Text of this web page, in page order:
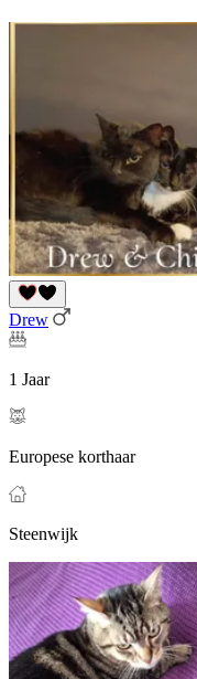
Drew
1 Jaar
Europese korthaar
Steenwijk